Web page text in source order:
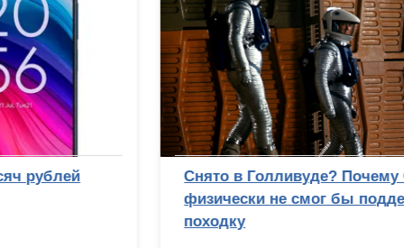
Снято в Голливуде? Почему Стэнли Кубрик
физически не смог бы подделать лунную